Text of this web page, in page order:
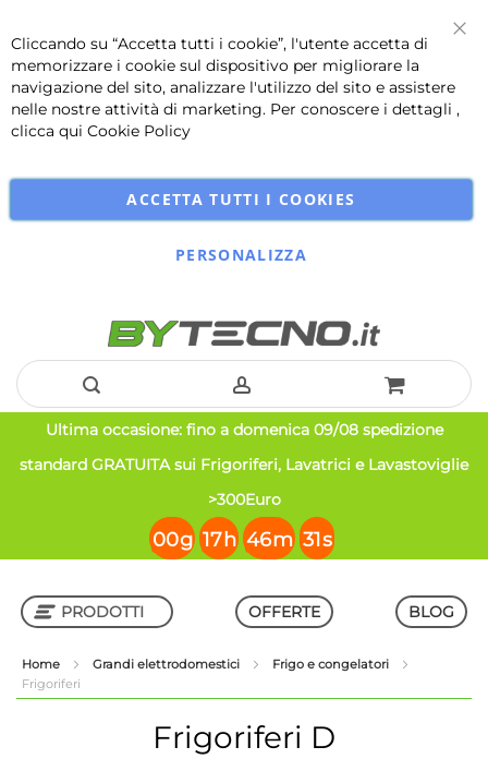
Cliccando su “Accetta tutti i cookie”, l'utente accetta di
memorizzare i cookie sul dispositivo per migliorare la
navigazione del sito, analizzare l'utilizzo del sito e assistere
nelle nostre attività di marketing. Per conoscere i dettagli ,
clicca qui Cookie Policy
ACCETTA TUTTI I COOKIES
PERSONALIZZA
Salta
al
Ultima occasione: fino a domenica 09/08 spedizione
standard GRATUITA sui Frigoriferi, Lavatrici e Lavastoviglie
>300Euro
00g 17h 46m 30s
PRODOTTI
Shop in Shop
OFFERTE BLOG
Home Grandi elettrodomestici
Frigo e congelatori
Frigoriferi
Frigoriferi D